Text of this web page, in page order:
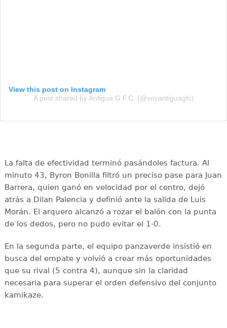
View this post on Instagram
A post shared by Antigua G.F.C. (@soyantiguagfc)
La falta de efectividad terminó pasándoles factura. Al
minuto 43, Byron Bonilla filtró un preciso pase para Juan
Barrera, quien ganó en velocidad por el centro, dejó
atrás a Dilan Palencia y definió ante la salida de Luis
Morán. El arquero alcanzó a rozar el balón con la punta
de los dedos, pero no pudo evitar el 1-0.
En la segunda parte, el equipo panzaverde insistió en
busca del empate y volvió a crear más oportunidades
que su rival (5 contra 4), aunque sin la claridad
necesaria para superar el orden defensivo del conjunto
kamikaze.